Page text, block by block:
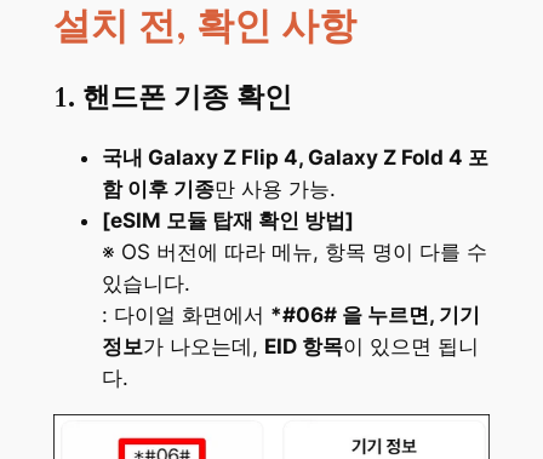
설치 전, 확인 사항
1. 핸드폰 기종 확인
국내 Galaxy Z Flip 4, Galaxy Z Fold 4 포
함 이후 기종만 사용 가능.
[eSIM 모듈 탑재 확인 방법]
※ OS 버전에 따라 메뉴, 항목 명이 다를 수
있습니다.
: 다이얼 화면에서 *#06# 을 누르면, 기기
정보가 나오는데, EID 항목이 있으면 됩니
다.